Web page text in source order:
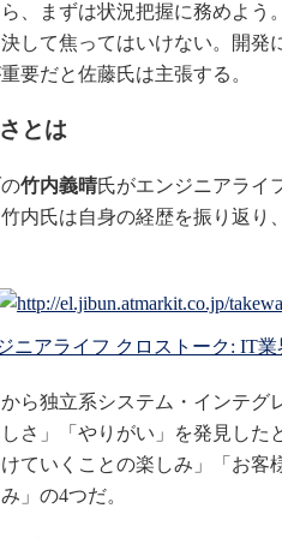
、まずは状況把握に務めよう
して焦ってはいけない。開発
要だと佐藤氏は主張する。
とは
竹内義晴氏がエンジニアライ
竹内氏は自身の経歴を振り返
ニアライフ クロストーク: IT
ら独立系システム・インテグ
さ」「やりがい」を発見した
ていくことの楽しみ」「お客
」の4つだ。